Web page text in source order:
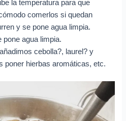
la temperatura para que
comerlos si quedan
y se pone agua limpia.
pone agua limpia.
cebolla?, laurel? y
poner hierbas aromáticas, etc.